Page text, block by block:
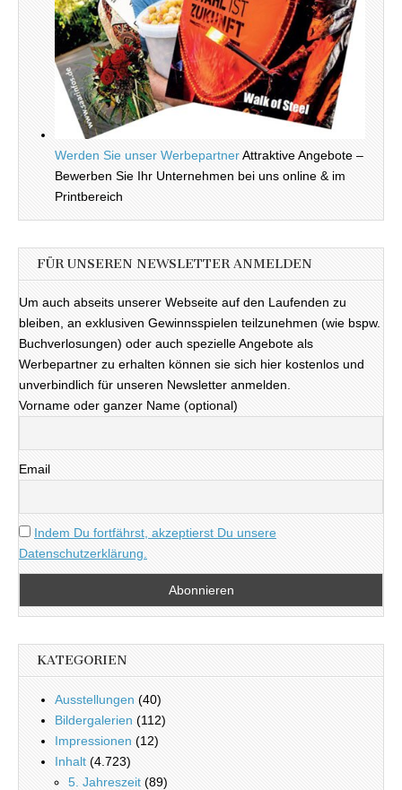
Werden Sie unser WerbepartnerAttraktive Angebote –
Bewerben Sie Ihr Unternehmen bei uns online & im
Printbereich
FÜR UNSEREN NEWSLETTER ANMELDEN
Um auch abseits unserer Webseite auf den Laufenden zu
bleiben, an exklusiven Gewinnsspielen teilzunehmen (wie bspw.
Buchverlosungen) oder auch spezielle Angebote als
Werbepartner zu erhalten können sie sich hier kostenlos und
unverbindlich für unseren Newsletter anmelden.
Vorname oder ganzer Name (optional)
Email
Indem Du fortfährst, akzeptierst Du unsere
Datenschutzerklärung.
KATEGORIEN
Ausstellungen (40)
Bildergalerien (112)
Impressionen (12)
Inhalt (4.723)
5. Jahreszeit (89)